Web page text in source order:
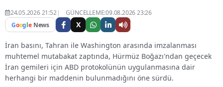
24.05.2026 21:52
GÜNCELLEME:09.08.2026 23:26
Google News X
İran basını, Tahran ile Washington arasında imzalanması
muhtemel mutabakat zaptında, Hürmüz Boğazı'ndan geçecek
İran gemileri için ABD protokolünün uygulanmasına dair
herhangi bir maddenin bulunmadığını öne sürdü.